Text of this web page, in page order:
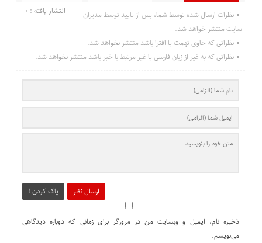
انتشار یافته : 0
نظرات ارسال شده توسط شما، پس از تایید توسط مدیران
سایت منتشر خواهد شد.
نظراتی که حاوی تهمت یا افترا باشد منتشر نخواهد شد.
نظراتی که به غیر از زبان فارسی یا غیر مرتبط با خبر باشد منتشر نخواهد شد.
ارسال نظر پاک کردن !
ذخیره نام، ایمیل و وبسایت من در مرورگر برای زمانی که دوباره دیدگاهی
می‌نویسم.